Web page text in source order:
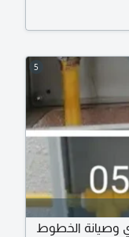
5
وصيانة الخطوط